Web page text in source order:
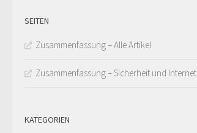
SEITEN
Zusammenfassung – Alle Artikel
Zusammenfassung – Sicherheit und Internet
KATEGORIEN